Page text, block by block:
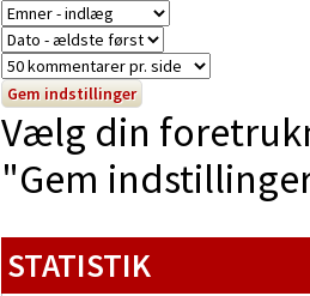
Vælg din
"Gem
STATISTIK